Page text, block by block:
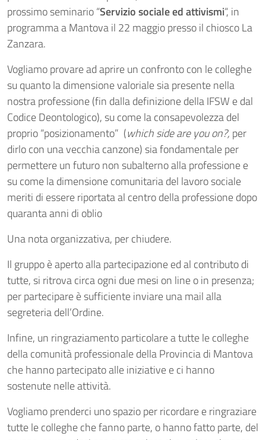
prossimo seminario “Servizio sociale ed attivismi“, in
programma a Mantova il 22 maggio presso il chiosco La
Zanzara.
Vogliamo provare ad aprire un confronto con le colleghe
su quanto la dimensione valoriale sia presente nella
nostra professione (fin dalla definizione della IFSW e dal
Codice Deontologico), su come la consapevolezza del
proprio “posizionamento” (which side are you on?, per
dirlo con una vecchia canzone) sia fondamentale per
permettere un futuro non subalterno alla professione e
su come la dimensione comunitaria del lavoro sociale
meriti di essere riportata al centro della professione dopo
quaranta anni di oblio
Una nota organizzativa, per chiudere.
Il gruppo è aperto alla partecipazione ed al contributo di
tutte, si ritrova circa ogni due mesi on line o in presenza;
per partecipare è sufficiente inviare una mail alla
segreteria dell’Ordine.
Infine, un ringraziamento particolare a tutte le colleghe
della comunità professionale della Provincia di Mantova
che hanno partecipato alle iniziative e ci hanno
sostenute nelle attività.
Vogliamo prenderci uno spazio per ricordare e ringraziare
tutte le colleghe che fanno parte, o hanno fatto parte, del